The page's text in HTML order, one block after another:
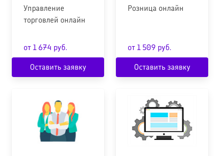
Управление
торговлей онлайн
от 1 674 руб.
Оставить заявку
Розница онлайн
от 1 509 руб.
Оставить заявку